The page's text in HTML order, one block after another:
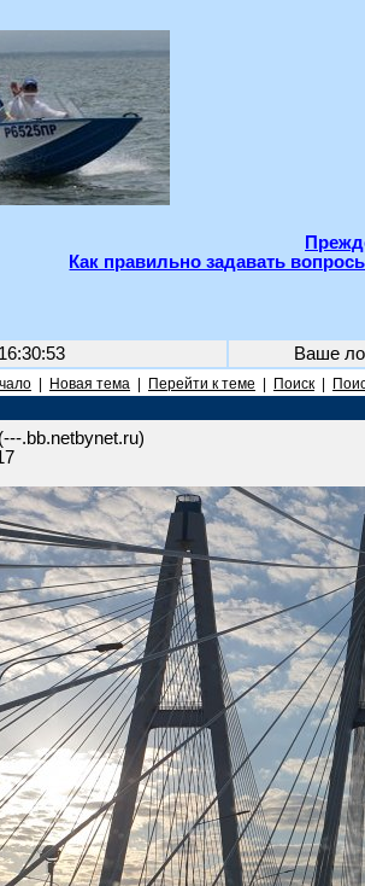
Как правильно задавать
Ваше
Новая тема Перейти к теме Поиск
(---.bb.netbynet.ru)